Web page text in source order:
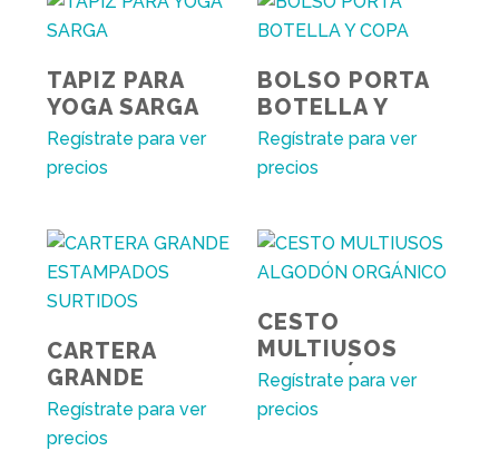
TAPIZ PARA
YOGA SARGA
Regístrate para ver
precios
BOLSO PORTA
BOTELLA Y
COPA
Regístrate para ver
precios
CARTERA
GRANDE
ESTAMPADOS
SURTIDOS
Regístrate para ver
precios
CESTO
MULTIUSOS
ALGODÓN
ORGÁNICO
Regístrate para ver
precios